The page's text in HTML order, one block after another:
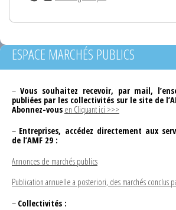
ESPACE MARCHÉS PUBLICS
– Vous souhaitez recevoir, par mail,
publiées par les collectivités sur le site de
Abonnez-vous en Cliquant ici >>>
– Entreprises, accédez directement aux
de l’AMF 29 :
Annonces de marchés publics
Publication annuelle a posteriori, des marchés conclus
– Collectivités :